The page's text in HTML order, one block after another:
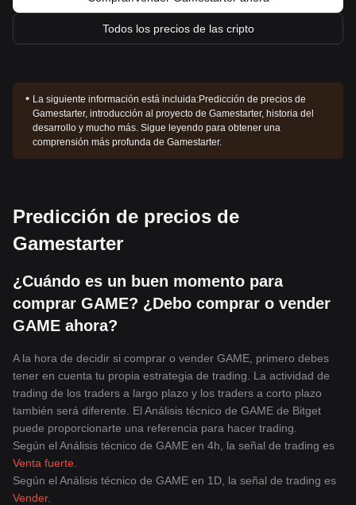
Todos los precios de las cripto
La siguiente información está incluida:Predicción de precios de
Gamestarter, introducción al proyecto de Gamestarter, historia del
desarrollo y mucho más. Sigue leyendo para obtener una
comprensión más profunda de Gamestarter.
Predicción de precios de
Gamestarter
¿Cuándo es un buen momento para
comprar GAME? ¿Debo comprar o vender
GAME ahora?
A la hora de decidir si comprar o vender GAME, primero debes
tener en cuenta tu propia estrategia de trading. La actividad de
trading de los traders a largo plazo y los traders a corto plazo
también será diferente. El Análisis técnico de GAME de Bitget
puede proporcionarte una referencia para hacer trading.
Según el Análisis técnico de GAME en 4h, la señal de trading es
Venta fuerte
Según el Análisis técnico de GAME en 1D, la señal de trading es
Vender.